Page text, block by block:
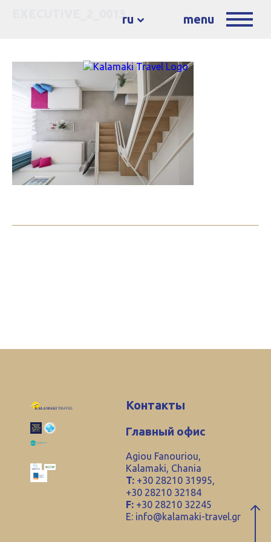
ru menu
EXECUTIVE_2_0013
Контакты
Главный офис
Agiou Fanouriou,
Kalamaki, Chania
T: +30 28210 31995,
+30 28210 32184
F: +30 28210 32245
E: info@kalamaki-travel.gr